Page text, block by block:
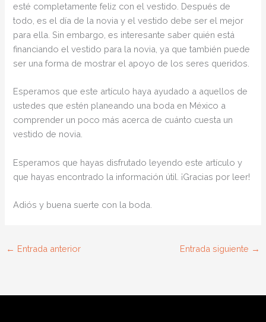
esté completamente feliz con el vestido. Después de
todo, es el día de la novia y el vestido debe ser el mejor
para ella. Sin embargo, es interesante saber quién está
financiando el vestido para la novia, ya que también puede
ser una forma de mostrar el apoyo de los seres queridos.
Esperamos que este artículo haya ayudado a aquellos de
ustedes que estén planeando una boda en México a
comprender un poco más acerca de cuánto cuesta un
vestido de novia.
Esperamos que hayas disfrutado leyendo este artículo y
que hayas encontrado la información útil. ¡Gracias por leer!
Adiós y buena suerte con la boda.
← Entrada anterior Entrada siguiente →